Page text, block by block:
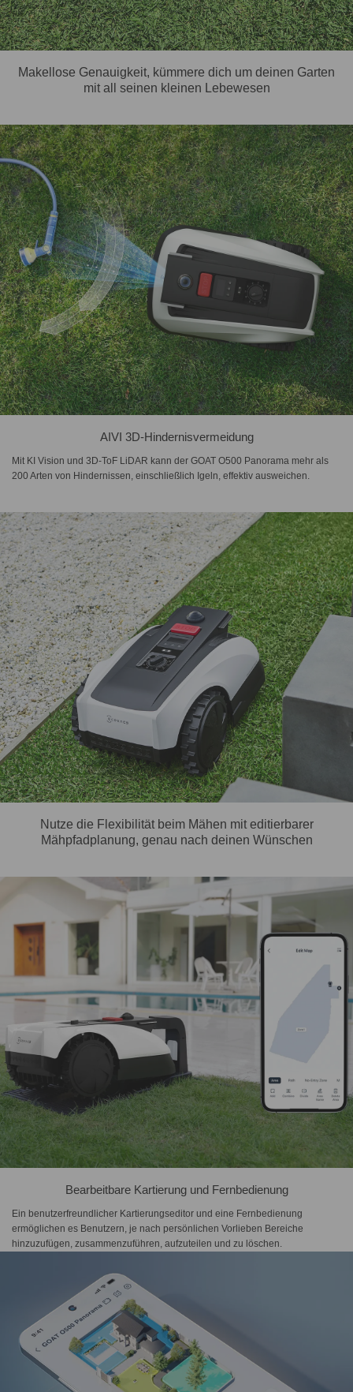
Makellose Genauigkeit, kümmere dich um deinen Garten
mit all seinen kleinen Lebewesen
AIVI 3D-Hindernisvermeidung
Mit KI Vision und 3D-ToF LiDAR kann der GOAT O500 Panorama mehr als
200 Arten von Hindernissen, einschließlich Igeln, effektiv ausweichen.
Nutze die Flexibilität beim Mähen mit editierbarer
Mähpfadplanung, genau nach deinen Wünschen
Bearbeitbare Kartierung und Fernbedienung
Ein benutzerfreundlicher Kartierungseditor und eine Fernbedienung
ermöglichen es Benutzern, je nach persönlichen Vorlieben Bereiche
hinzuzufügen, zusammenzuführen, aufzuteilen und zu löschen.